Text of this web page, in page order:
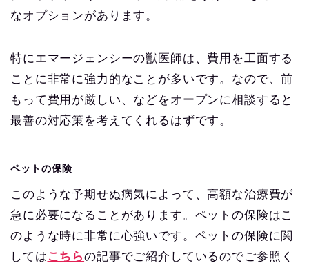
なオプションがあります。
特にエマージェンシーの獣医師は、費用を工面する
ことに非常に強力的なことが多いです。なので、前
もって費用が厳しい、などをオープンに相談すると
最善の対応策を考えてくれるはずです。
ペットの保険
このような予期せぬ病気によって、高額な治療費が
急に必要になることがあります。ペットの保険はこ
のような時に非常に心強いです。ペットの保険に関
しては こちらの記事でご紹介しているのでご参照く